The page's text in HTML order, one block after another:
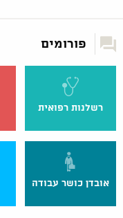
פורומים
רשלנות רפואית
אובדן כושר עבודה